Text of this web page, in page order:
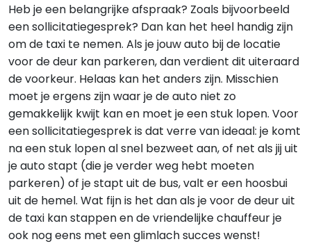
Heb je een belangrijke afspraak? Zoals bijvoorbeeld
een sollicitatiegesprek? Dan kan het heel handig zijn
om de taxi te nemen. Als je jouw auto bij de locatie
voor de deur kan parkeren, dan verdient dit uiteraard
de voorkeur. Helaas kan het anders zijn. Misschien
moet je ergens zijn waar je de auto niet zo
gemakkelijk kwijt kan en moet je een stuk lopen. Voor
een sollicitatiegesprek is dat verre van ideaal: je komt
na een stuk lopen al snel bezweet aan, of net als jij uit
je auto stapt (die je verder weg hebt moeten
parkeren) of je stapt uit de bus, valt er een hoosbui
uit de hemel. Wat fijn is het dan als je voor de deur uit
de taxi kan stappen en de vriendelijke chauffeur je
ook nog eens met een glimlach succes wenst!